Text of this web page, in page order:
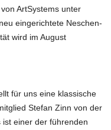
ArtSystems unter
eingerichtete Neschen-
wird im August
für uns eine klassische
Stefan Zinn von der
ist einer der führenden